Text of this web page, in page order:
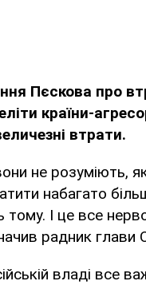
Пєскова про
країни-
втрати.
не розуміють,
набагато
І це все
радник глави
владі все